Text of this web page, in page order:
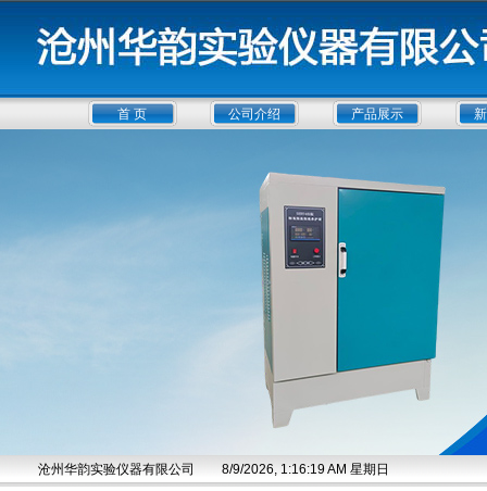
首 页 公司介绍 产品展示
沧州华韵实验仪器有限公司 8/9/2026, 1:16:19 AM 星期日